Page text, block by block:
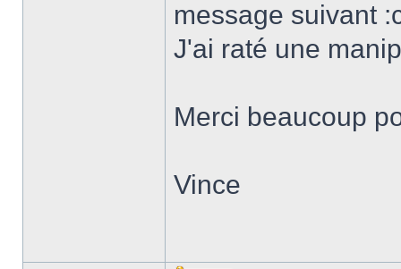
message suivant
J'ai raté une
Merci beaucoup
Vince